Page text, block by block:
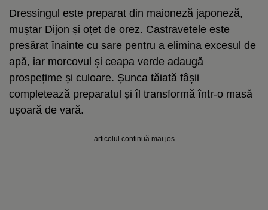
Dressingul este preparat din maioneză japoneză,
muștar Dijon și oțet de orez. Castravetele este
presărat înainte cu sare pentru a elimina excesul de
apă, iar morcovul și ceapa verde adaugă
prospețime și culoare. Șunca tăiată fâșii
completează preparatul și îl transformă într-o masă
ușoară de vară.
- articolul continuă mai jos -